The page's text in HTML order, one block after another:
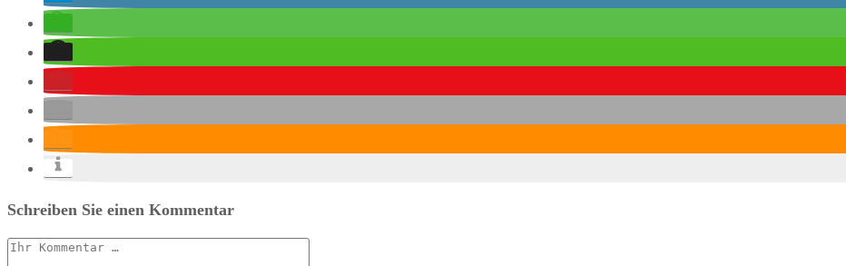
Schreiben Sie einen Kommentar
Kommentar